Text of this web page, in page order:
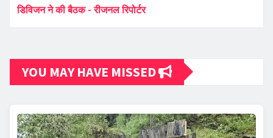
डिविजन ने की बैठक - रीजनल रिपोर्टर
YOU MAY HAVE MISSED